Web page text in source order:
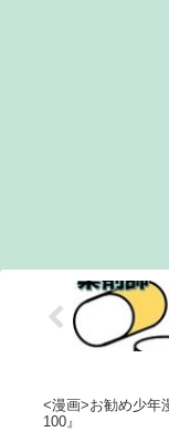
<漫画>お勧め少年
100』